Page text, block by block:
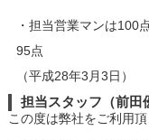
・担当営業マンは100
95点
（平成28年3月3日）
担当スタッフ（前田
この度は弊社をご利用